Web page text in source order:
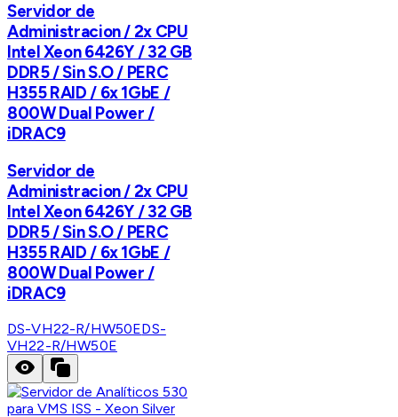
Servidor de
Administracion / 2x CPU
Intel Xeon 6426Y / 32 GB
DDR5 / Sin S.O / PERC
H355 RAID / 6x 1GbE /
800W Dual Power /
iDRAC9
Servidor de
Administracion / 2x CPU
Intel Xeon 6426Y / 32 GB
DDR5 / Sin S.O / PERC
H355 RAID / 6x 1GbE /
800W Dual Power /
iDRAC9
DS-VH22-R/HW50EDS-
VH22-R/HW50E